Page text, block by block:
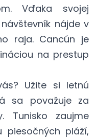
Vďaka svojej
nájde v
raja. Cancún je
na prestup
Užite si letnú
sa považuje za
Tunisko zaujme
piesočných pláží,